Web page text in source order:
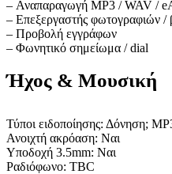
– Αναπαραγωγή MP3 / WAV /
– Επεξεργαστής φωτογραφιών /
– Προβολή εγγράφων
– Φωνητικό σημείωμα / dial
Ήχος & Μουσική
Τύποι ειδοποίησης: Δόνηση;
Ανοιχτή ακρόαση: Ναι
Υποδοχή 3.5mm: Ναι
Ραδιόφωνο: TBC